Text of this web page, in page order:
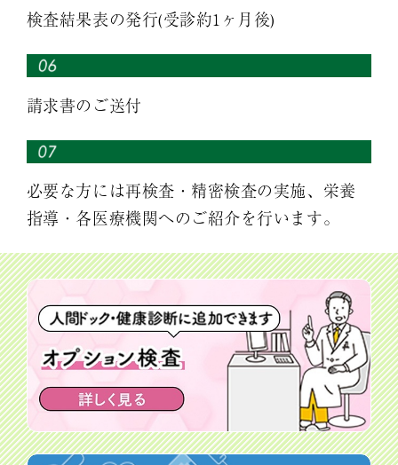
検査結果表の発行(受診約1ヶ月後)
請求書のご送付
必要な方には再検査・精密検査の実施、栄養
指導・各医療機関へのご紹介を行います。